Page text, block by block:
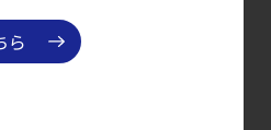
更新しました
】CISO
ら